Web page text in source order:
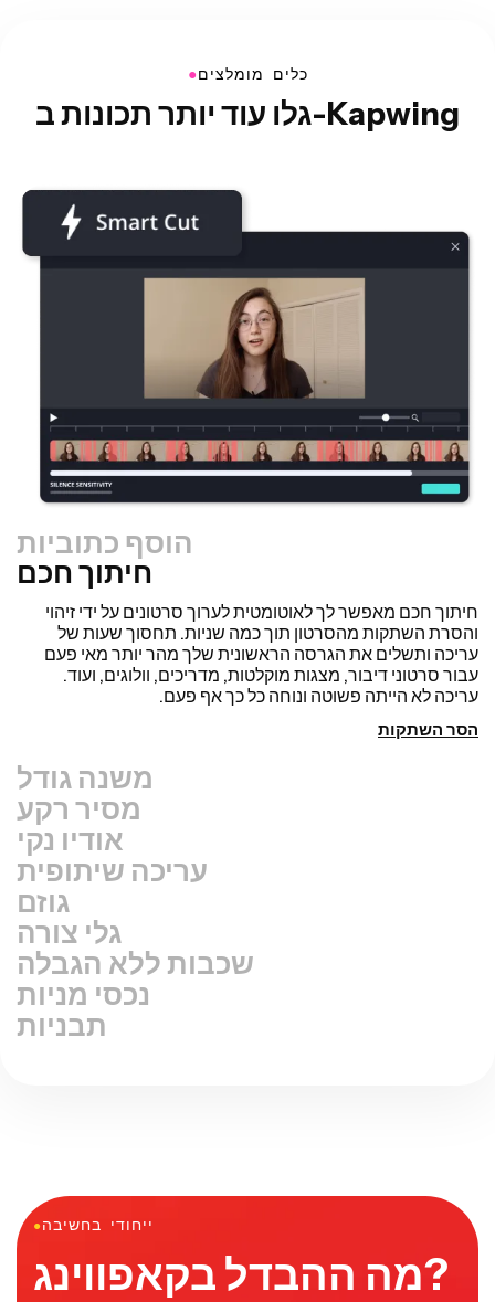
●כלים מומלצים
גלו עוד יותר תכונות ב-Kapwing
הוסף כתוביות
חיתוך חכם
חיתוך חכם מאפשר לך לאוטומטית לערוך סרטונים על ידי זיהוי
והסרת השתקות מהסרטון תוך כמה שניות. תחסוך שעות של
עריכה ותשלים את הגרסה הראשונית שלך מהר יותר מאי פעם
עבור סרטוני דיבור, מצגות מוקלטות, מדריכים, וולוגים, ועוד.
עריכה לא הייתה פשוטה ונוחה כל כך אף פעם.
הסר השתקות
משנה גודל
מסיר רקע
אודיו נקי
עריכה שיתופית
גוזם
גלי צורה
שכבות ללא הגבלה
נכסי מניות
תבניות
●ייחודי בחשיבה
מה ההבדל בקאפווינג?